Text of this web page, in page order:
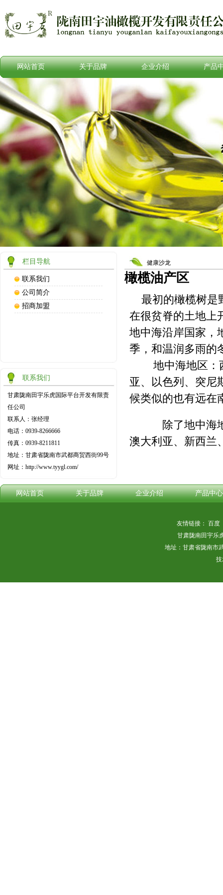
网站首页 关于品牌 企业介绍 产品
栏目导航
联系我们
公司简介
招商加盟
联系我们
甘肃陇南田宇乐虎国际平台开发有限责
任公司
联系人：张经理
电话：0939-8266666
传真：0939-8211811
地址：甘肃省陇南市武都商贸西街99号
网址：http://www.tyygl.com/
健康沙龙
橄榄油产区
最初的橄榄树是
在很贫脊的土地上
地中海沿岸国家，
季，和温润多雨的
地中海地区：西
亚、以色列、突尼
候类似的也有远在
除了地中海地
澳大利亚、新西兰
网站首页 关于品牌 企业介绍 产品中心
友情链接： 百度
甘肃陇南田宇乐
地址：甘肃省陇南市